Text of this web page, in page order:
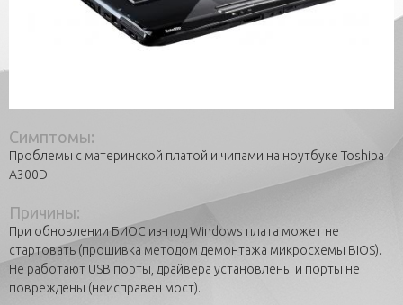
Симптомы:
Проблемы с материнской платой и чипами на ноутбуке Toshiba
A300D
Причины:
При обновлении БИОС из-под Windows плата может не
стартовать (прошивка методом демонтажа микросхемы BIOS).
Не работают USB порты, драйвера установлены и порты не
повреждены (неисправен мост).